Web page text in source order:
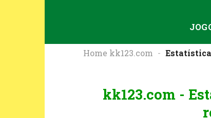
Home kk123.com -
kk123.com -